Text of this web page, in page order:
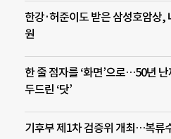
한강·허준이도 받은 삼성호암상,
원
한 줄 점자를 ‘화면’으로…50년
두드린 ‘닷’
기후부 제1차 검증위 개최…복류